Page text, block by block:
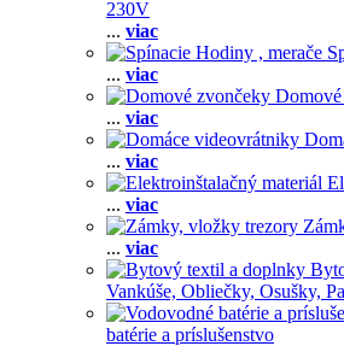
230V
... viac
... viac
... viac
... viac
... viac
... viac
Vankúše, Obliečky, Osušky,
batérie a príslušenstvo